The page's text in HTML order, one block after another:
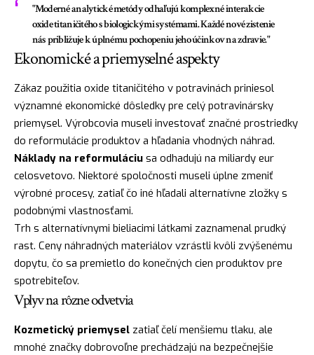
"Moderné analytické metódy odhaľujú komplexné interakcie
oxide titaničitého s biologickými systémami. Každé nové zistenie
nás približuje k úplnému pochopeniu jeho účinkov na zdravie."
Ekonomické a priemyselné aspekty
Zákaz použitia oxide titaničitého v potravinách priniesol
významné ekonomické dôsledky pre celý potravinársky
priemysel. Výrobcovia museli investovať značné prostriedky
do reformulácie produktov a hľadania vhodných náhrad.
Náklady na reformuláciu sa odhadujú na miliardy eur
celosvetovo. Niektoré spoločnosti museli úplne zmeniť
výrobné procesy, zatiaľ čo iné hľadali alternatívne zložky s
podobnými vlastnosťami.
Trh s alternatívnymi bieliacimi látkami zaznamenal prudký
rast. Ceny náhradných materiálov vzrástli kvôli zvýšenému
dopytu, čo sa premietlo do konečných cien produktov pre
spotrebiteľov.
Vplyv na rôzne odvetvia
Kozmetický priemysel zatiaľ čelí menšiemu tlaku, ale
mnohé značky dobrovoľne prechádzajú na bezpečnejšie